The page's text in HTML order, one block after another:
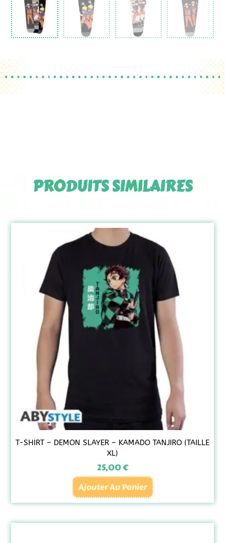
PRODUITS SIMILAIRES
T-SHIRT – DEMON SLAYER – KAMADO TANJIRO (TAILLE
XL)
25,00€
Ajouter Au Panier